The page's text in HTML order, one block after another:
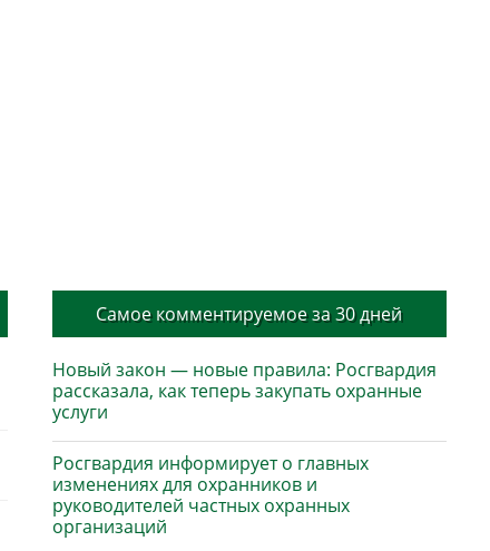
Самое комментируемое за 30 дней
Новый закон — новые правила: Росгвардия
рассказала, как теперь закупать охранные
услуги
Росгвардия информирует о главных
изменениях для охранников и
руководителей частных охранных
организаций